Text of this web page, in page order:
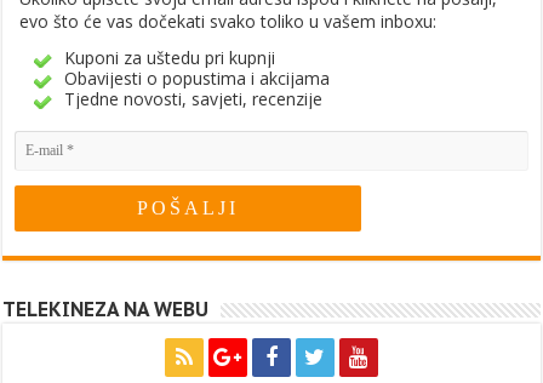
evo što će vas dočekati svako toliko u vašem inboxu:
Kuponi za uštedu pri kupnji
Obavijesti o popustima i akcijama
Tjedne novosti, savjeti, recenzije
TELEKINEZA NA WEBU